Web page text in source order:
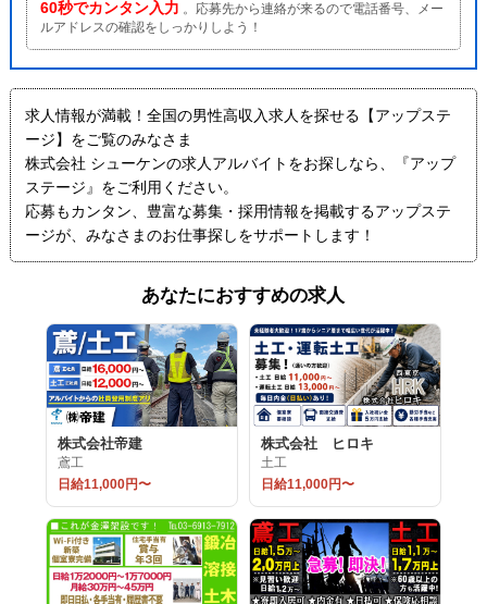
60秒でカンタン入力 。応募先から連絡が来るので電話番号、メー
ルアドレスの確認をしっかりしよう！
求人情報が満載！全国の男性高収入求人を探せる【アップステ
ージ】をご覧のみなさま
株式会社 シューケンの求人アルバイトをお探しなら、『アップ
ステージ』をご利用ください。
応募もカンタン、豊富な募集・採用情報を掲載するアップステ
ージが、みなさまのお仕事探しをサポートします！
あなたにおすすめの求人
株式会社帝建
鳶工
日給11,000円〜
株式会社 ヒロキ
土工
日給11,000円〜